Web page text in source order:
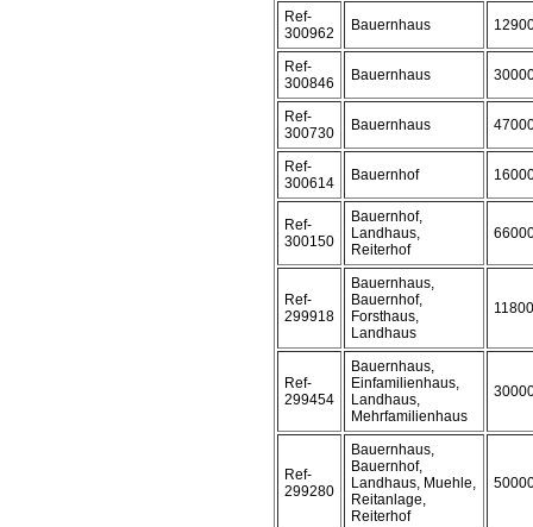
Ref-
300962
Bauernhaus
Ref-
300846
Bauernhaus
Ref-
300730
Bauernhaus
Ref-
300614
Bauernhof
Ref-
300150
Bauernhof,
Landhaus,
Reiterhof
Ref-
299918
Bauernhaus,
Bauernhof,
Forsthaus,
Landhaus
Ref-
299454
Bauernhaus,
Einfamilienhaus,
Landhaus,
Mehrfamilienhaus
Ref-
299280
Bauernhaus,
Bauernhof,
Landhaus, Muehle,
Reitanlage,
Reiterhof